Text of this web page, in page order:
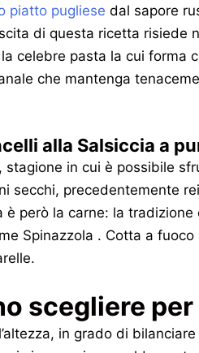
piatto pugliese dal sapore
di questa ricetta
celebre pasta la cui forma
che mantenga
alla Salsiccia a
in cui è possibile
secchi, precedentemente
però la carne: la
Spinazzola . Cotta a
scegliere
in grado di